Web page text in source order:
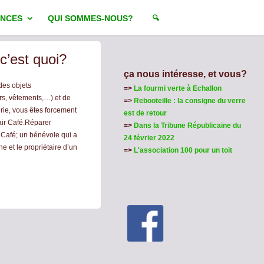
QUI SOMMES-NOUS?
quoi?
objets
vêtements,…) et de
vous êtes forcement
Café.Réparer
un bénévole qui a
et le propriétaire d’un
ça nous intéresse, et vous?
=> La fourmi verte à Echallon
=> Rebooteille : la consigne du verre
est de retour
=> Dans la Tribune Républicaine du
24 février 2022
=> L'association 100 pour un toit